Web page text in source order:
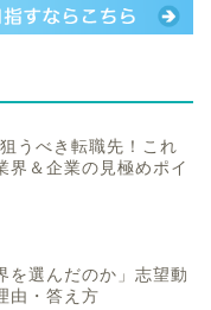
うべき転職先！これ
界＆企業の見極めポイ
を選んだのか」志望動
由・答え方